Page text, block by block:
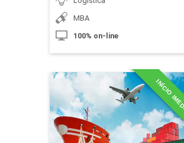
Armazenagem
10h
MBA
100% on-line
INÍCIO
MBA em
Detalhes do curso